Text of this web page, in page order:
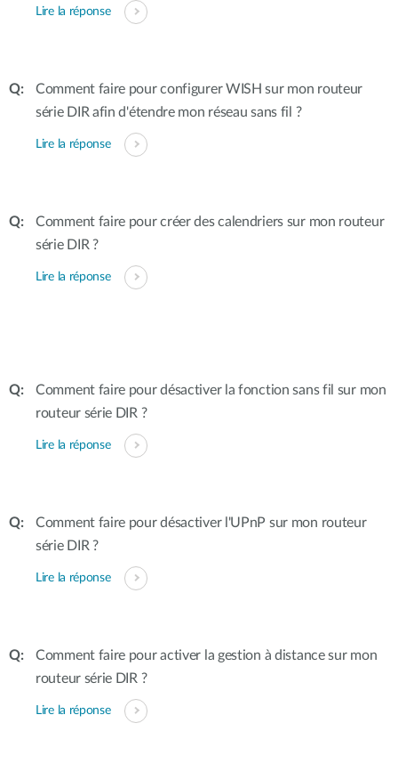
Lire la réponse
Comment faire pour configurer WISH sur mon routeur
série DIR afin d'étendre mon réseau sans fil ?
Lire la réponse
Comment faire pour créer des calendriers sur mon routeur
série DIR ?
Lire la réponse
Comment faire pour désactiver la fonction sans fil sur mon
routeur série DIR ?
Lire la réponse
Comment faire pour désactiver l'UPnP sur mon routeur
série DIR ?
Lire la réponse
Comment faire pour activer la gestion à distance sur mon
routeur série DIR ?
Lire la réponse